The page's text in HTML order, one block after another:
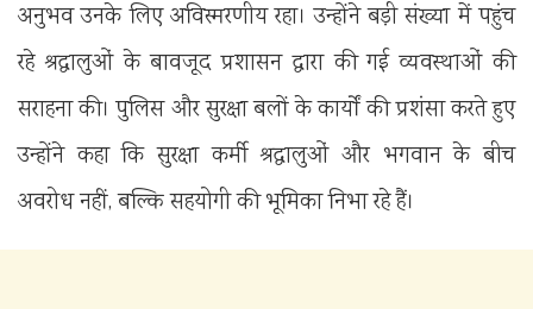
अनुभव उनके लिए अविस्मरणीय रहा। उन्होंने बड़ी संख्या में पहुंच
रहे श्रद्धालुओं के बावजूद प्रशासन द्वारा की गई व्यवस्थाओं की
सराहना की। पुलिस और सुरक्षा बलों के कार्यों की प्रशंसा करते हुए
उन्होंने कहा कि सुरक्षा कर्मी श्रद्धालुओं और भगवान के बीच
अवरोध नहीं, बल्कि सहयोगी की भूमिका निभा रहे हैं।